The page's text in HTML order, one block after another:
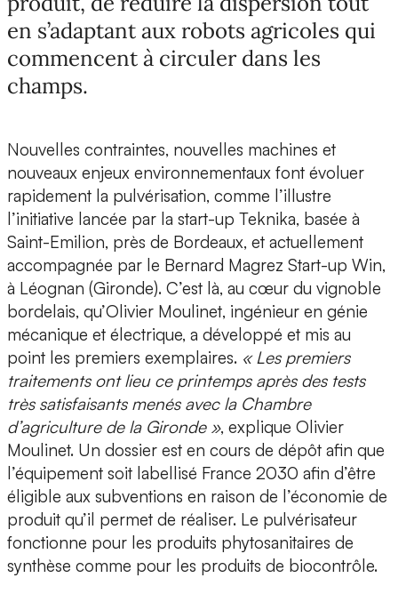
en s’adaptant aux robots agricoles qui
commencent à circuler dans les
champs.
Nouvelles contraintes, nouvelles machines et
nouveaux enjeux environnementaux font évoluer
rapidement la pulvérisation, comme l’illustre
l’initiative lancée par la start-up Teknika, basée à
Saint-Emilion, près de Bordeaux, et actuellement
accompagnée par le Bernard Magrez Start-up Win,
à Léognan (Gironde). C’est là, au cœur du vignoble
bordelais, qu’Olivier Moulinet, ingénieur en génie
mécanique et électrique, a développé et mis au
point les premiers exemplaires. « Les premiers
traitements ont lieu ce printemps après des tests
très satisfaisants menés avec la Chambre
d’agriculture de la Gironde », explique Olivier
Moulinet. Un dossier est en cours de dépôt afin que
l’équipement soit labellisé France 2030 afin d’être
éligible aux subventions en raison de l’économie de
produit qu’il permet de réaliser. Le pulvérisateur
fonctionne pour les produits phytosanitaires de
synthèse comme pour les produits de biocontrôle.